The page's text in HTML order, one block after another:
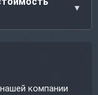
компании